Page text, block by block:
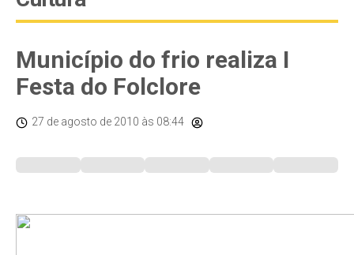
Município do frio realiza I
Festa do Folclore
27 de agosto de 2010 às 08:44